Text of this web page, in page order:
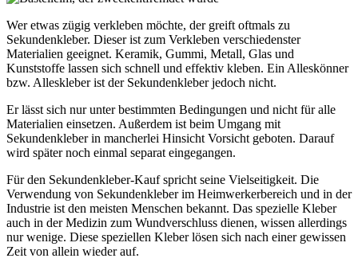
Wer etwas zügig verkleben möchte, der greift oftmals zu
Sekundenkleber. Dieser ist zum Verkleben verschiedenster
Materialien geeignet. Keramik, Gummi, Metall, Glas und
Kunststoffe lassen sich schnell und effektiv kleben. Ein Alleskönner
bzw. Alleskleber ist der Sekundenkleber jedoch nicht.
Er lässt sich nur unter bestimmten Bedingungen und nicht für alle
Materialien einsetzen. Außerdem ist beim Umgang mit
Sekundenkleber in mancherlei Hinsicht Vorsicht geboten. Darauf
wird später noch einmal separat eingegangen.
Für den Sekundenkleber-Kauf spricht seine Vielseitigkeit. Die
Verwendung von Sekundenkleber im Heimwerkerbereich und in der
Industrie ist den meisten Menschen bekannt. Das spezielle Kleber
auch in der Medizin zum Wundverschluss dienen, wissen allerdings
nur wenige. Diese speziellen Kleber lösen sich nach einer gewissen
Zeit von allein wieder auf.